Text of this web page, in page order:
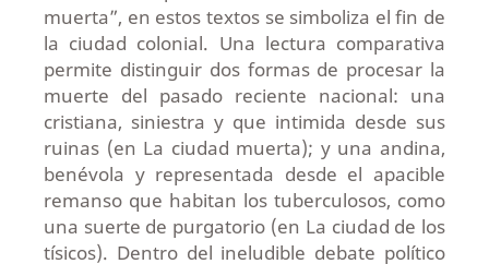
muerta”, en estos textos se simboliza el fin de
la ciudad colonial. Una lectura comparativa
permite distinguir dos formas de procesar la
muerte del pasado reciente nacional: una
cristiana, siniestra y que intimida desde sus
ruinas (en La ciudad muerta); y una andina,
benévola y representada desde el apacible
remanso que habitan los tuberculosos, como
una suerte de purgatorio (en La ciudad de los
tísicos). Dentro del ineludible debate político